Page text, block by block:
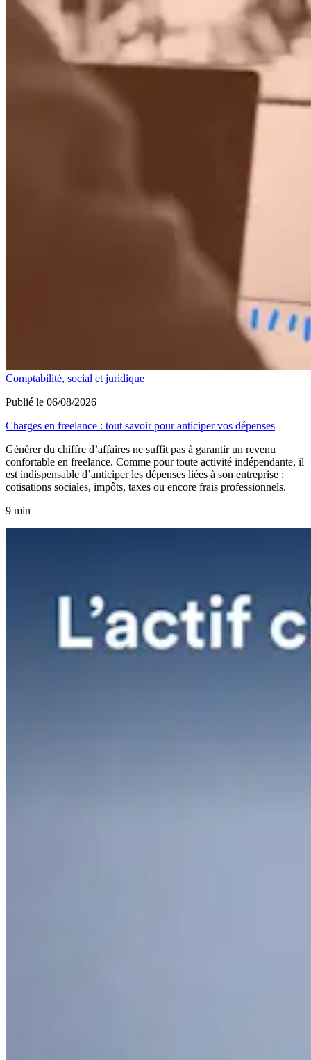
Comptabilité, social et juridique
Publié le 06/08/2026
Charges en freelance : tout savoir pour anticiper vos dépenses
Générer du chiffre d’affaires ne suffit pas à garantir un revenu
confortable en freelance. Comme pour toute activité indépendante, il
est indispensable d’anticiper les dépenses liées à son entreprise :
cotisations sociales, impôts, taxes ou encore frais professionnels.
9 min